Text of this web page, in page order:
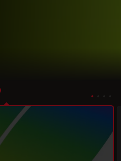
subnavigation